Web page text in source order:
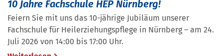
10 Jahre Fachschule HEP Nürnberg!
Feiern Sie mit uns das 10-jährige Jubiläum unserer
Fachschule für Heilerziehungspflege in Nürnberg – am 24.
Juli 2026 von 14:00 bis 17:00 Uhr.